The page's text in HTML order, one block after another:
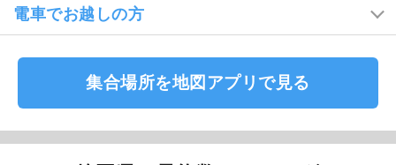
電車でお越しの方
集合場所を地図アプリで見る